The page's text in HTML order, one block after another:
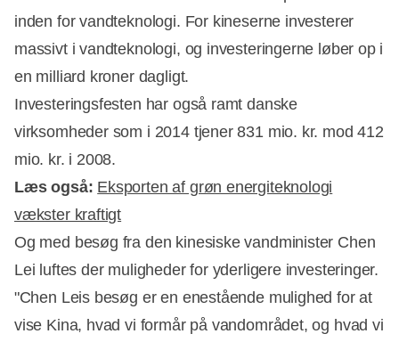
inden for vandteknologi. For kineserne investerer
massivt i vandteknologi, og investeringerne løber op i
en milliard kroner dagligt.
Investeringsfesten har også ramt danske
virksomheder som i 2014 tjener 831 mio. kr. mod 412
mio. kr. i 2008.
Læs også: Eksporten af grøn energiteknologi
vækster kraftigt
Og med besøg fra den kinesiske vandminister Chen
Lei luftes der muligheder for yderligere investeringer.
"Chen Leis besøg er en enestående mulighed for at
vise Kina, hvad vi formår på vandområdet, og hvad vi